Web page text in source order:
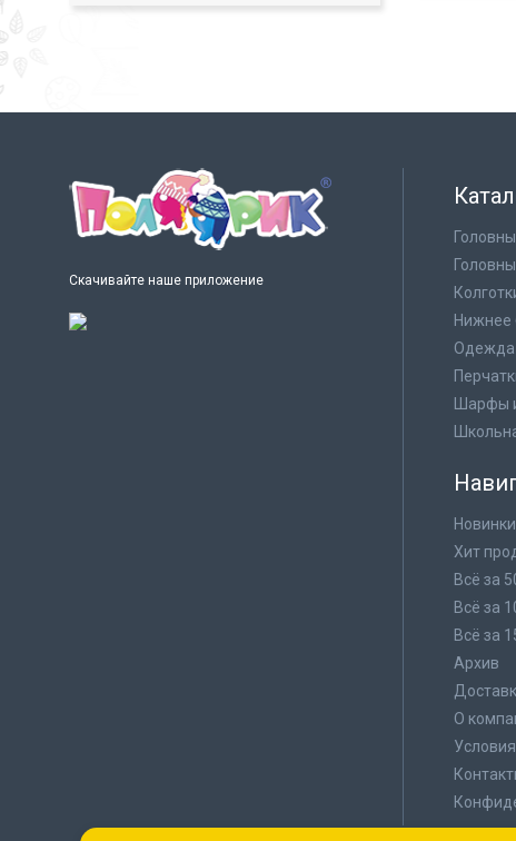
Скачивайте наше приложение
Нижнее
Одежда
Шарфы
Новинки
Хит
Всё за
Всё за
Всё за
Архив
О